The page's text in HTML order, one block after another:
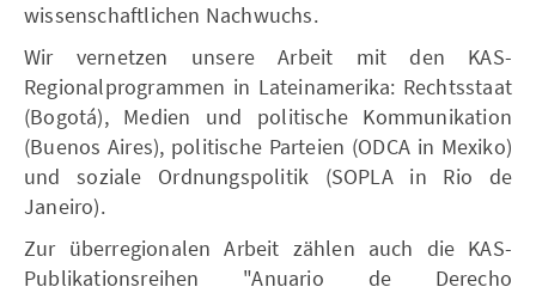
wissenschaftlichen Nachwuchs.
Wir vernetzen unsere Arbeit mit den KAS-
Regionalprogrammen in Lateinamerika: Rechtsstaat
(Bogotá), Medien und politische Kommunikation
(Buenos Aires), politische Parteien (ODCA in Mexiko)
und soziale Ordnungspolitik (SOPLA in Rio de
Janeiro).
Zur überregionalen Arbeit zählen auch die KAS-
Publikationsreihen "Anuario de Derecho